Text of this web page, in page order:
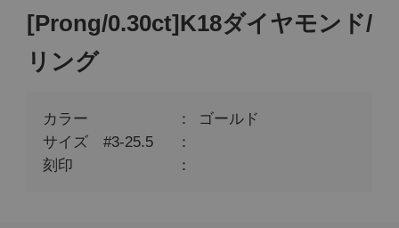
[Prong/0.30ct]K18ダイヤモンド/
リング
カラー
ゴールド
サイズ #3-25.5
刻印